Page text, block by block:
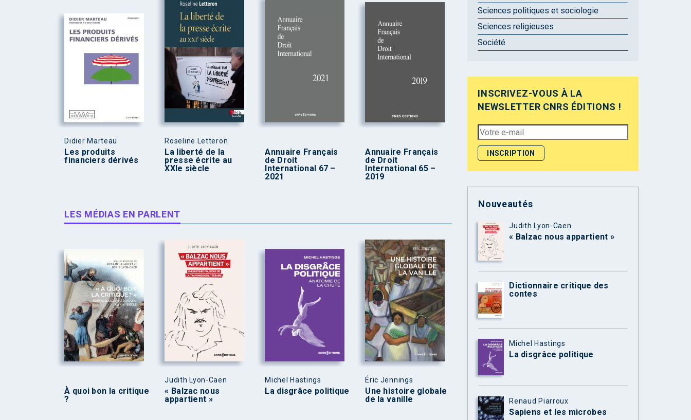
Didier Marteau
Les produits
financiers dérivés
Roseline Letteron
La liberté de la
presse écrite au
XXIe siècle
Annuaire Français
de Droit
International 67 –
2021
Annuaire Français
de Droit
International 65 –
2019
LES MÉDIAS EN PARLENT
À quoi bon la critique
?
Judith Lyon-Caen
« Balzac nous
appartient »
Michel Hastings
La disgrâce politique
Éric Jennings
Une histoire globale
de la vanille
Sciences politiques et sociologie
Sciences religieuses
Société
INSCRIVEZ-VOUS À LA
NEWSLETTER CNRS ÉDITIONS !
Nouveautés
Judith Lyon-Caen
« Balzac nous appartient »
Dictionnaire critique des
contes
Michel Hastings
La disgrâce politique
Renaud Piarroux
Sapiens et les microbes